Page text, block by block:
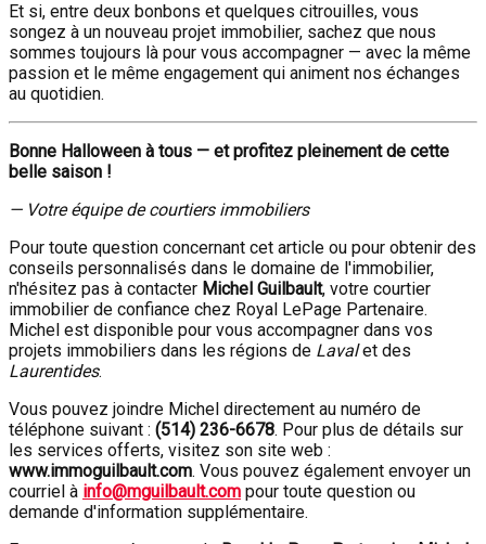
Et si, entre deux bonbons et quelques citrouilles, vous
songez à un nouveau projet immobilier, sachez que nous
sommes toujours là pour vous accompagner — avec la même
passion et le même engagement qui animent nos échanges
au quotidien.
Bonne Halloween à tous — et profitez pleinement de cette
belle saison !
— Votre équipe de courtiers immobiliers
Pour toute question concernant cet article ou pour obtenir des
conseils personnalisés dans le domaine de l'immobilier,
n'hésitez pas à contacter Michel Guilbault, votre courtier
immobilier de confiance chez Royal LePage Partenaire.
Michel est disponible pour vous accompagner dans vos
projets immobiliers dans les régions de Lavalet des
Laurentides.
Vous pouvez joindre Michel directement au numéro de
téléphone suivant : (514) 236-6678. Pour plus de détails sur
les services offerts, visitez son site web :
www.immoguilbault.com. Vous pouvez également envoyer un
courriel à info@mguilbault.com pour toute question ou
demande d'information supplémentaire.